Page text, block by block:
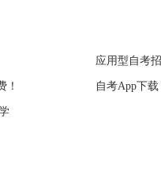
应用型自考
！ 自考App下